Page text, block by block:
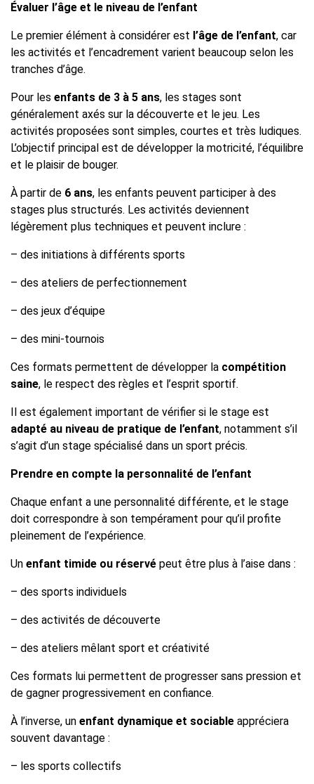
Évaluer l’âge et le niveau de l’enfant
Le premier élément à considérer est l’âge de l’enfant, car
les activités et l’encadrement varient beaucoup selon les
tranches d’âge.
Pour les enfants de 3 à 5 ans, les stages sont
généralement axés sur la découverte et le jeu. Les
activités proposées sont simples, courtes et très ludiques.
L’objectif principal est de développer la motricité, l’équilibre
et le plaisir de bouger.
À partir de 6 ans, les enfants peuvent participer à des
stages plus structurés. Les activités deviennent
légèrement plus techniques et peuvent inclure :
– des initiations à différents sports
– des ateliers de perfectionnement
– des jeux d’équipe
– des mini-tournois
Ces formats permettent de développer la compétition
saine, le respect des règles et l’esprit sportif.
Il est également important de vérifier si le stage est
adapté au niveau de pratique de l’enfant, notamment s’il
s’agit d’un stage spécialisé dans un sport précis.
Prendre en compte la personnalité de l’enfant
Chaque enfant a une personnalité différente, et le stage
doit correspondre à son tempérament pour qu’il profite
pleinement de l’expérience.
Un enfant timide ou réservé peut être plus à l’aise dans :
– des sports individuels
– des activités de découverte
– des ateliers mêlant sport et créativité
Ces formats lui permettent de progresser sans pression et
de gagner progressivement en confiance.
À l’inverse, un enfant dynamique et sociable appréciera
souvent davantage :
– les sports collectifs